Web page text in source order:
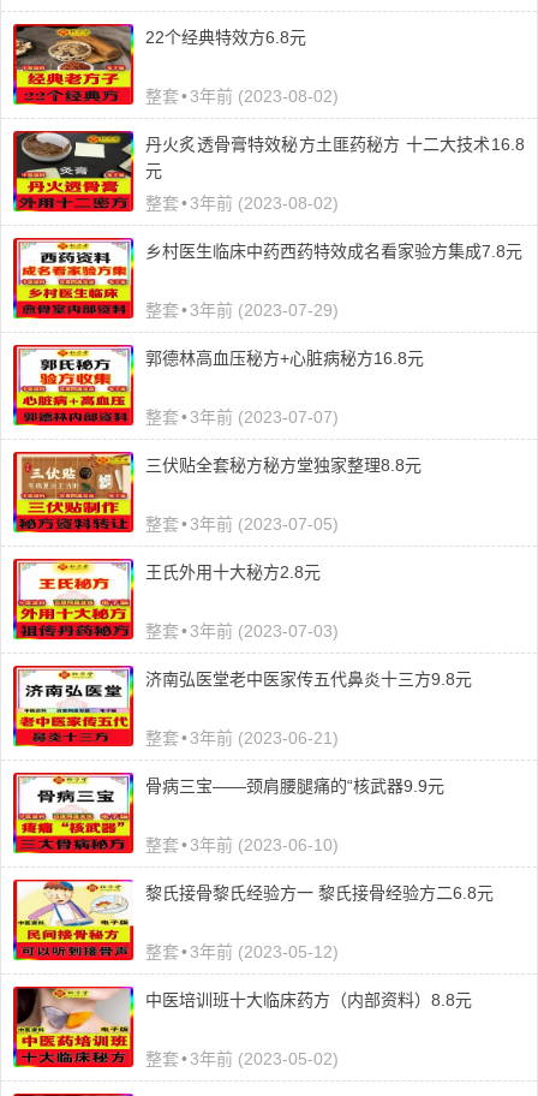
22个经典特效方6.8元
整套•3年前 (2023-08-02)
丹火炙透骨膏特效秘方土匪药秘方 十二大技术16.8
元
整套•3年前 (2023-08-02)
乡村医生临床中药西药特效成名看家验方集成7.8元
整套•3年前 (2023-07-29)
郭德林高血压秘方+心脏病秘方16.8元
整套•3年前 (2023-07-07)
三伏贴全套秘方秘方堂独家整理8.8元
整套•3年前 (2023-07-05)
王氏外用十大秘方2.8元
整套•3年前 (2023-07-03)
济南弘医堂老中医家传五代鼻炎十三方9.8元
整套•3年前 (2023-06-21)
骨病三宝——颈肩腰腿痛的“核武器9.9元
整套•3年前 (2023-06-10)
黎氏接骨黎氏经验方一 黎氏接骨经验方二6.8元
整套•3年前 (2023-05-12)
中医培训班十大临床药方（内部资料）8.8元
整套•3年前 (2023-05-02)